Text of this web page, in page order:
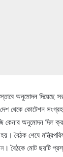
অনুমোদন দিয়েছে
থেকে কোটেশন সংগ্রহ
অনুমোদন দিল ক্রয়
বৈঠক শেষে
বৈঠকে মোট ছয়টি